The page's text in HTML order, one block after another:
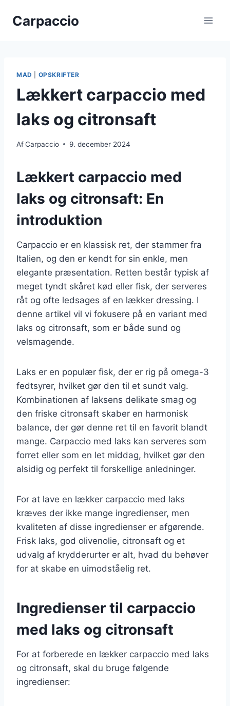
Carpaccio
MAD OPSKRIFTER
Lækkert carpaccio med
laks og citronsaft
AfCarpaccio 9. december 2024
Lækkert carpaccio med
laks og citronsaft: En
introduktion
Carpaccio er en klassisk ret, der stammer fra
Italien, og den er kendt for sin enkle, men
elegante præsentation. Retten består typisk af
meget tyndt skåret kød eller fisk, der serveres
råt og ofte ledsages af en lækker dressing. I
denne artikel vil vi fokusere på en variant med
laks og citronsaft, som er både sund og
velsmagende.
Laks er en populær fisk, der er rig på omega-3
fedtsyrer, hvilket gør den til et sundt valg.
Kombinationen af laksens delikate smag og
den friske citronsaft skaber en harmonisk
balance, der gør denne ret til en favorit blandt
mange. Carpaccio med laks kan serveres som
forret eller som en let middag, hvilket gør den
alsidig og perfekt til forskellige anledninger.
For at lave en lækker carpaccio med laks
kræves der ikke mange ingredienser, men
kvaliteten af disse ingredienser er afgørende.
Frisk laks, god olivenolie, citronsaft og et
udvalg af krydderurter er alt, hvad du behøver
for at skabe en uimodståelig ret.
Ingredienser til carpaccio
med laks og citronsaft
For at forberede en lækker carpaccio med laks
og citronsaft, skal du bruge følgende
ingredienser: